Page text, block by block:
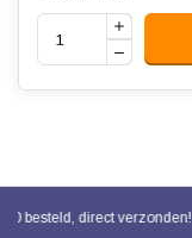
besteld, direct verzonden!